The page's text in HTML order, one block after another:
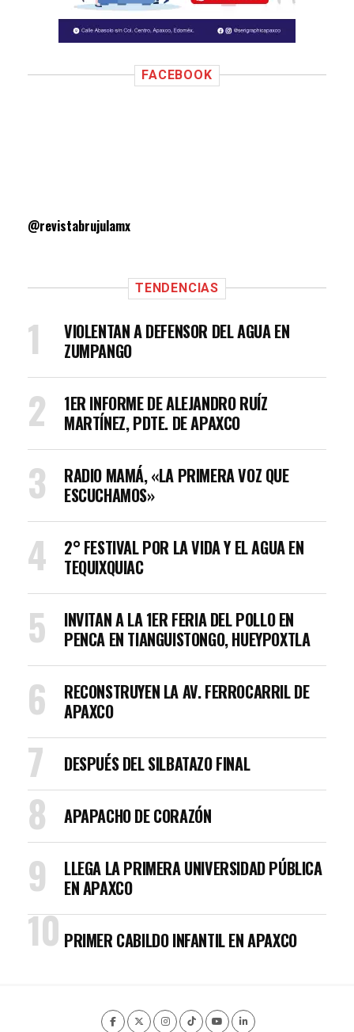
FACEBOOK
@revistabrujulamx
TENDENCIAS
VIOLENTAN A DEFENSOR DEL AGUA EN
ZUMPANGO
1ER INFORME DE ALEJANDRO RUÍZ
MARTÍNEZ, PDTE. DE APAXCO
RADIO MAMÁ, «LA PRIMERA VOZ QUE
ESCUCHAMOS»
2° FESTIVAL POR LA VIDA Y EL AGUA EN
TEQUIXQUIAC
INVITAN A LA 1ER FERIA DEL POLLO EN
PENCA EN TIANGUISTONGO, HUEYPOXTLA
RECONSTRUYEN LA AV. FERROCARRIL DE
APAXCO
DESPUÉS DEL SILBATAZO FINAL
APAPACHO DE CORAZÓN
LLEGA LA PRIMERA UNIVERSIDAD PÚBLICA
EN APAXCO
PRIMER CABILDO INFANTIL EN APAXCO